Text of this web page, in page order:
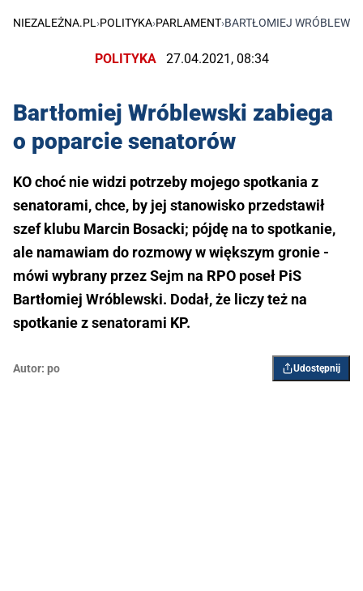
NIEZALEŻNA.PL ›POLITYKA›PARLAMENT›BARTŁOMIEJ
POLITYKA 27.04.2021, 08:34
Bartłomiej Wróblewski zabiega
o poparcie senatorów
KO choć nie widzi potrzeby mojego spotkania z
senatorami, chce, by jej stanowisko przedstawił
szef klubu Marcin Bosacki; pójdę na to spotkanie,
ale namawiam do rozmowy w większym gronie -
mówi wybrany przez Sejm na RPO poseł PiS
Bartłomiej Wróblewski. Dodał, że liczy też na
spotkanie z senatorami KP.
Autor: po Udostępnij